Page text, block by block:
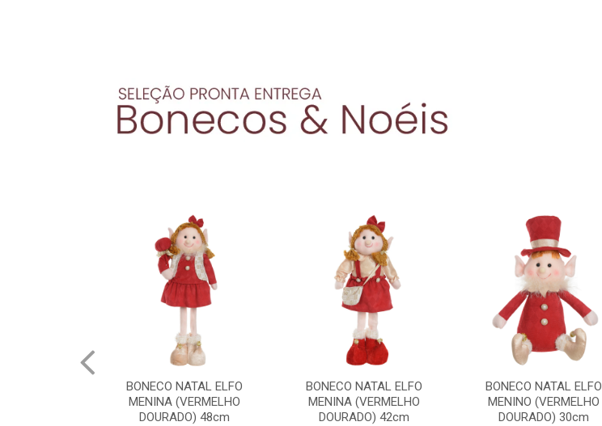
BONECO NATAL ELFO
MENINA (VERMELHO
DOURADO) 42cm
BONECO NATAL ELFO
MENINO (VERMELHO
DOURADO) 30cm
BONECO NATAL ELFO
MENINA (VERMELHO
DOURADO) 24cm